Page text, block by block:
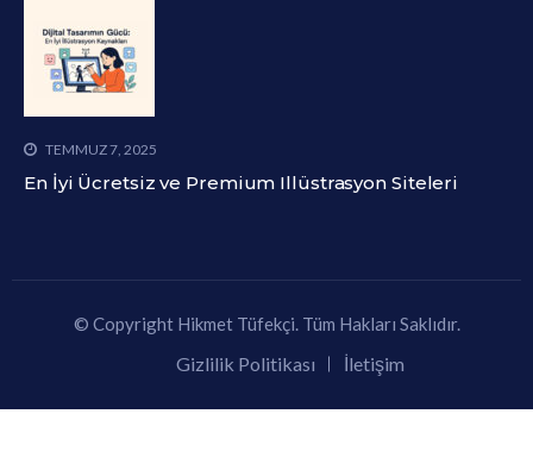
TEMMUZ 7, 2025
En İyi Ücretsiz ve Premium Illüstrasyon Siteleri
© Copyright Hikmet Tüfekçi. Tüm Hakları Saklıdır.
Gizlilik Politikası İletişim